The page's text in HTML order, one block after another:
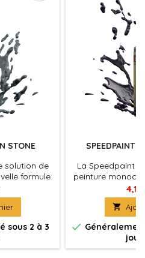
STONE
solution de
formule.
couche de
sur votre
! La
fois un
et un
une seule
sous 2 à 3
SPEEDPAINT
La Speedpaint
peinture
Appliquez
Speedpaint
figurine et
Speedpaint
ombrage, une
effet
4,13

